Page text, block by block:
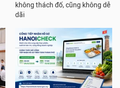
không thách đố, cũng không dễ
dãi